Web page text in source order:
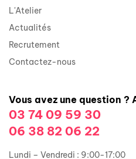
L'Atelier
Actualités
Recrutement
Contactez-nous
Vous avez une question ?
03 74 09 59 30
06 38 82 06 22
Lundi – Vendredi : 9:00-17:00